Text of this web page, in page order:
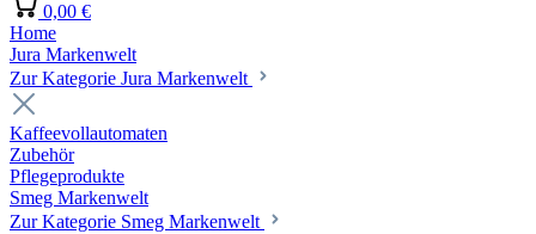
0,00 €
Home
Jura Markenwelt
Zur Kategorie Jura Markenwelt
Kaffeevollautomaten
Zubehör
Pflegeprodukte
Smeg Markenwelt
Zur Kategorie Smeg Markenwelt